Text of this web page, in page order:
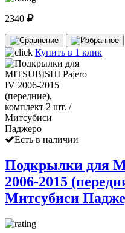
2340
Купить в 1 клик
Есть в наличии
Подкрылки для
2006-2015
Митсубиси